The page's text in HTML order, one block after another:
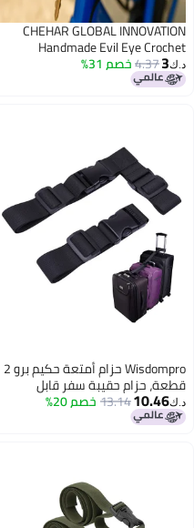
CHEHAR GLOBAL INNOVATION
Handmade Evil Eye Crochet
Keychain Protection Bag Purse
Charm Keyring for Girls & Women
د.ك‏3
4.37خصم 31%
Wisdompro حزام أمتعة حكيم برو 2
قطعة، حزام حقيبة سفر قابل
للتعديل، ملحقات سفر لتوصيل
حقائبك معًا - أسود (نوع T وعادي)
د.ك‏10.46
13.14خصم 20%